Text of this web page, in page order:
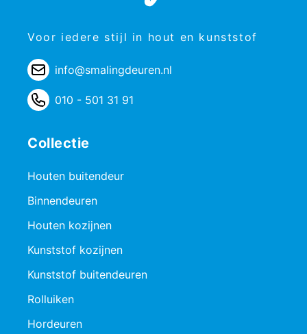
Voor iedere stijl in hout en kunststof
info@smalingdeuren.nl
010 - 501 31 91
Collectie
Houten buitendeur
Binnendeuren
Houten kozijnen
Kunststof kozijnen
Kunststof buitendeuren
Rolluiken
Hordeuren